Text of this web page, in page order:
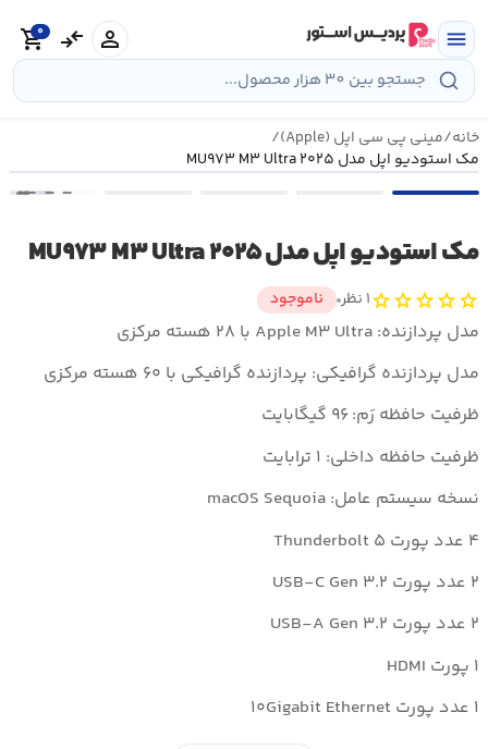
به
محتوا
menu
person
compare_arrows
shopping_cart
0
خانه/مینی پی سی اپل (Apple)
/
مک استودیو اپل مدل ۲۰۲۵ MU۹۷۳ M۳ Ultra
•••
مک استودیو اپل مدل ۲۰۲۵ MU۹۷۳ M۳ Ultra
star
star
star
star
star۱ نظر ناموجود
مدل پردازنده: Apple M۳ Ultra با ۲۸ هسته مرکزی
مدل پردازنده گرافیکی: پردازنده گرافیکی با ۶۰ هسته مرکزی
ظرفیت حافظه رَم: ۹۶ گیگابایت
ظرفیت حافظه داخلی: ۱ ترابایت
نسخه سیستم عامل: macOS Sequoia
۴ عدد پورت Thunderbolt ۵
۲ عدد پورت USB-C Gen ۳.۲
۲ عدد پورت USB-A Gen ۳.۲
۱ پورت HDMI
۱ عدد پورت ۱۰Gigabit Ethernet